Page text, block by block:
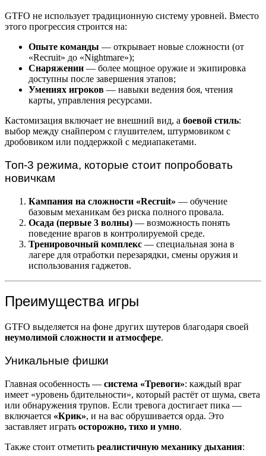
GTFO не использует традиционную систему уровней. Вместо
этого прогрессия строится на:
Опыте команды — открывает новые сложности (от
«Recruit» до «Nightmare»);
Снаряжении — более мощное оружие и экипировка
доступны после завершения этапов;
Умениях игроков — навыки ведения боя, чтения
карты, управления ресурсами.
Кастомизация включает не внешний вид, а боевой стиль:
выбор между снайпером с глушителем, штурмовиком с
дробовиком или поддержкой с медиапакетами.
Топ-3 режима, которые стоит попробовать
новичкам
Кампания на сложности «Recruit» — обучение
базовым механикам без риска полного провала.
Осада (первые 3 волны) — возможность понять
поведение врагов в контролируемой среде.
Тренировочный комплекс — специальная зона в
лагере для отработки перезарядки, смены оружия и
использования гаджетов.
Преимущества игры
GTFO выделяется на фоне других шутеров благодаря своей
неумолимой сложности и атмосфере.
Уникальные фишки
Главная особенность — система «Тревоги»: каждый враг
имеет «уровень бдительности», который растёт от шума, света
или обнаружения трупов. Если тревога достигает пика —
включается «Крик», и на вас обрушивается орда. Это
заставляет играть осторожно, тихо и умно.
Также стоит отметить реалистичную механику дыхания: